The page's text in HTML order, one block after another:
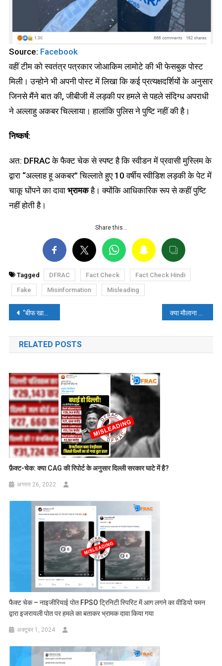
Source: Facebook
वहीं टीम को स्वतंत्र पत्रकार जोआकिम लामोटे की भी फेसबुक पोस्ट
मिली। उन्होने भी अपनी पोस्ट में लिखा कि कई प्रत्यक्षदर्शियों के अनुसार
जिनसे मैंने बात की, जीबीजी में लड़की पर हमले से पहले संदिग्ध अपराधी
ने अल्लाहु अकबर चिल्लाया। हालांकि पुलिस ने पुष्टि नहीं की है।
निष्कर्ष:
अत: DFRAC के फैक्ट चेक से स्पष्ट है कि स्वीडन में प्रवासी मुस्लिम के
द्वारा “अल्लाह हू अकबर” चिल्लाते हुए 10 वर्षीय स्वीडिश लड़की के पेट में
चाकू घोंपने का दावा भ्रामकहै। क्योंकि आधिकारिक रूप से कहीं पुष्टि
नहीं होती है।
Share this…
Tagged DFRAC Fact Check
Fact Check Hindi
Fake
Misinformation Misleading
पोस्ट
नेविगेशन
“बीफ खाना है कांग्रेस को वोट देना है”- क्या कांग्रेस बीफ के नाम पर वोट मांग रही है? पढ़े – फैक्ट चेक
RELATED POSTS
फ़ैक्ट-चेक: क्या CAG की रिपोर्ट के अनुसार दिल्ली सरकार घाटे में है?
अगस्त 26, 2022
फैक्ट चेक – नाइजीरियाई पोत FPSO ट्रिनिटी स्पिरिट में आग लगने का वीडियो यमन
द्वारा इजरायली पोत पर हमले का बताकर भ्रामक दावा किया गया
अक्टूबर 1, 2024